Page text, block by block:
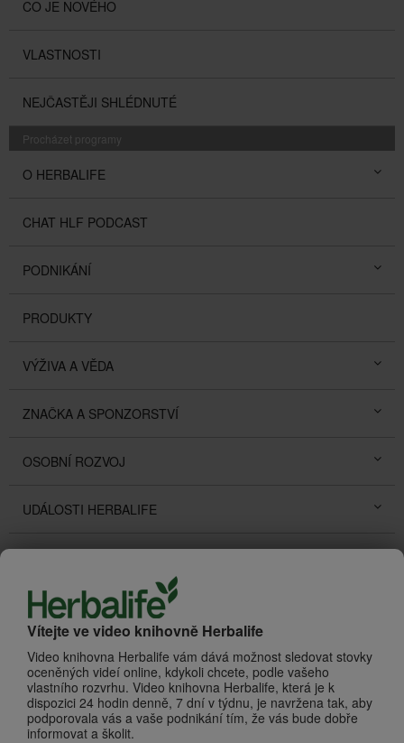
Vítejte ve video knihovně Herbalife
Video knihovna Herbalife vám dává možnost sledovat stovky
oceněných videí online, kdykoli chcete, podle vašeho
vlastního rozvrhu. Video knihovna Herbalife, která je k
dispozici 24 hodin denně, 7 dní v týdnu, je navržena tak, aby
podporovala vás a vaše podnikání tím, že vás bude dobře
informovat a školit.
CO JE NOVÉHO
VLASTNOSTI
NEJČASTĚJI SHLÉDNUTÉ
Procházet programy
O HERBALIFE
CHAT HLF PODCAST
PODNIKÁNÍ
PRODUKTY
VÝŽIVA A VĚDA
ZNAČKA A SPONZORSTVÍ
OSOBNÍ ROZVOJ
UDÁLOSTI HERBALIFE
PROMOTIONS
O HERBALIFE Zhlédnout vše